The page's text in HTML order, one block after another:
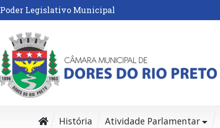
Poder Legislativo Municipal
História Atividade Parlamentar